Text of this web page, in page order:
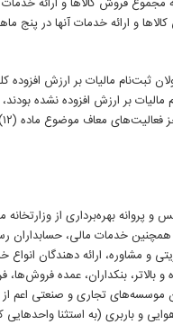
مهر ۱۳۸۸ آغاز شد، مشمولان ثبت‌نام
بر ارزش افزوده نشده
پروانه بهره‌برداری از
همچنین خدمات مالی،
و مشاوره، ارائه دهندگان انواع
بنکداران، عمده فروش‌ها،
موسسه‌های تجاری و صنعتی
و باربری (به استثنا